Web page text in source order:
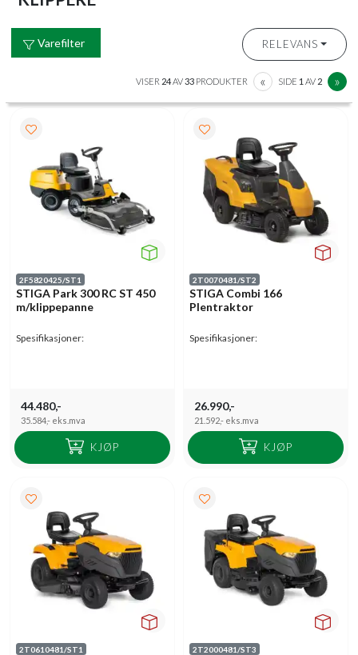
Varefilter RELEVANS
VISER 24AV33 PRODUKTER «PREVIOUS
SIDE 1 AV 2 »
2F5820425/ST1
STIGA Park 300 RC ST 450
m/klippepanne
Spesifikasjoner:
44.480,-
35.584,- eks.mva
KJØP
2T0070481/ST2
STIGA Combi 166
Plentraktor
Spesifikasjoner:
26.990,-
21.592,- eks.mva
KJØP
2T0610481/ST1 2T2000481/ST3